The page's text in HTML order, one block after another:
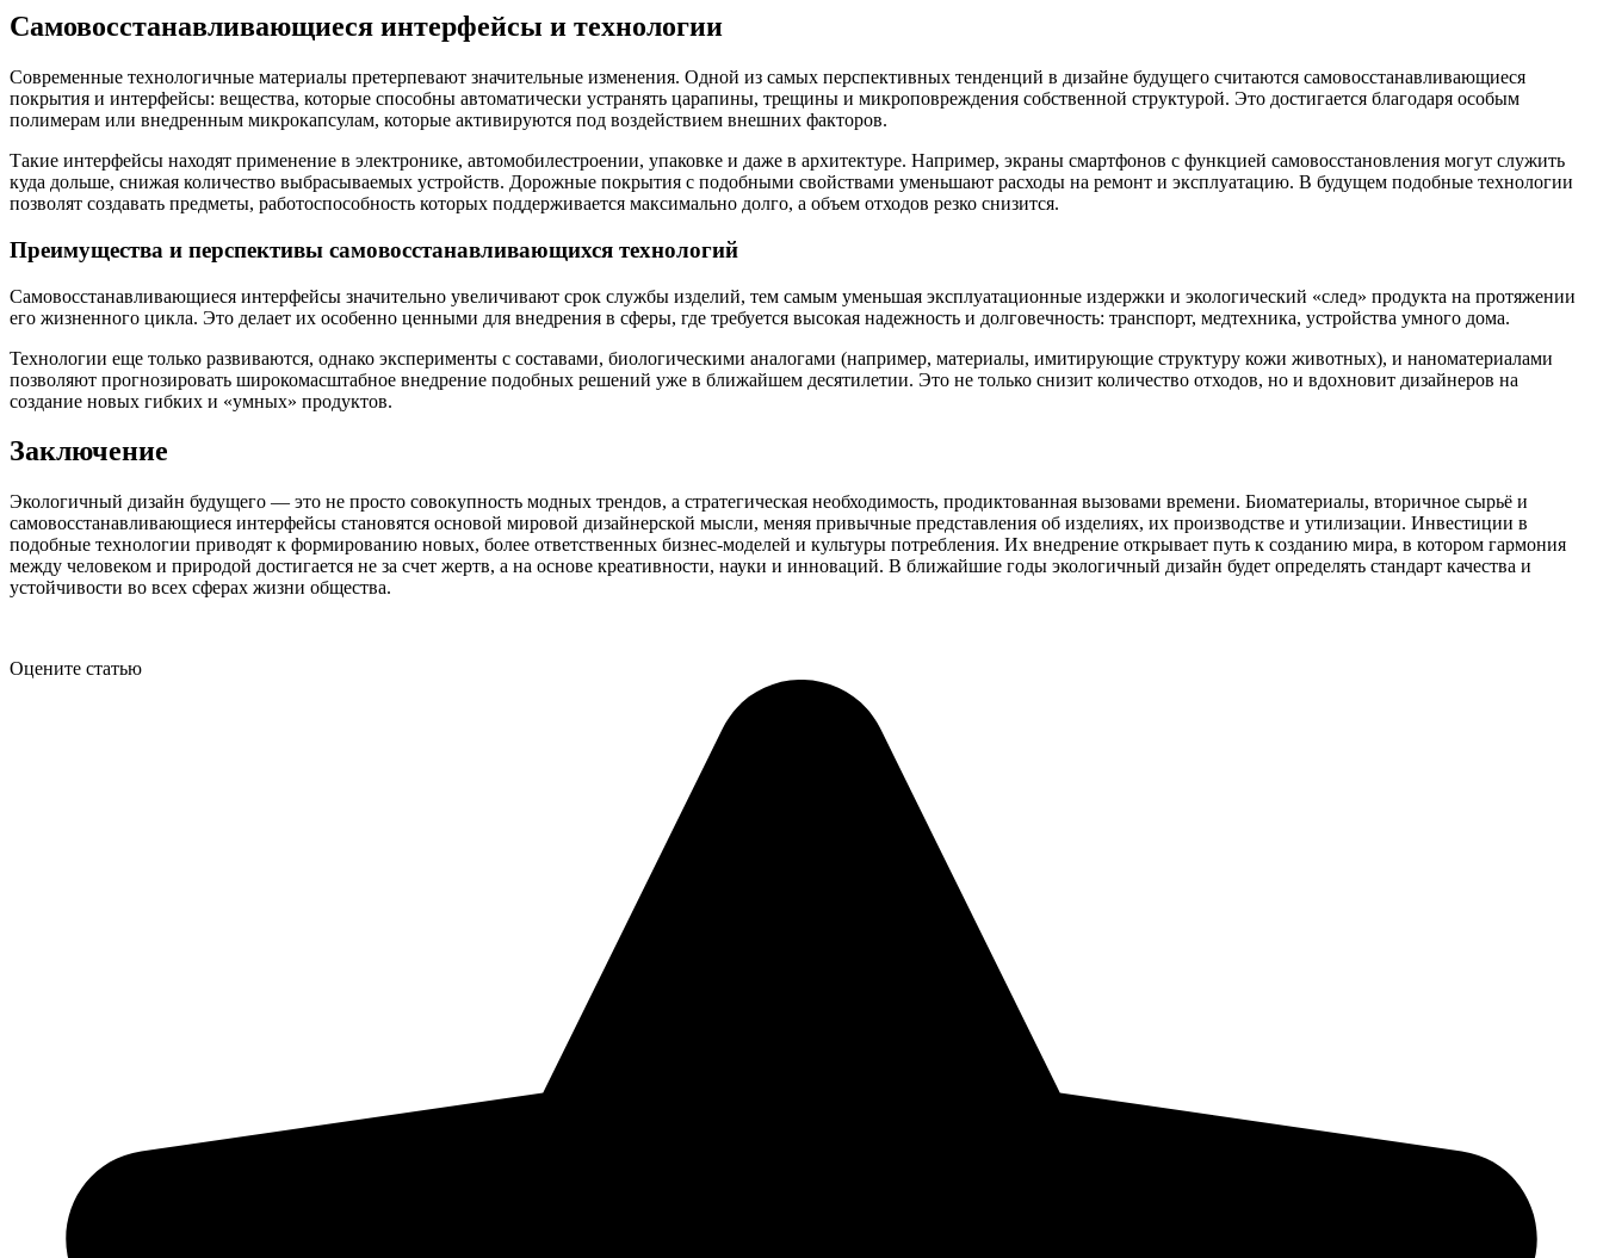
Самовосстанавливающиеся интерфейсы и технологии
Современные технологичные материалы претерпевают значительные изменения. Одной из самых перспективных тенденций в дизайне будущего считаются самовосстанавливающиеся
покрытия и интерфейсы: вещества, которые способны автоматически устранять царапины, трещины и микроповреждения собственной структурой. Это достигается благодаря особым
полимерам или внедренным микрокапсулам, которые активируются под воздействием внешних факторов.
Такие интерфейсы находят применение в электронике, автомобилестроении, упаковке и даже в архитектуре. Например, экраны смартфонов с функцией самовосстановления могут служить
куда дольше, снижая количество выбрасываемых устройств. Дорожные покрытия с подобными свойствами уменьшают расходы на ремонт и эксплуатацию. В будущем подобные технологии
позволят создавать предметы, работоспособность которых поддерживается максимально долго, а объем отходов резко снизится.
Преимущества и перспективы самовосстанавливающихся технологий
Самовосстанавливающиеся интерфейсы значительно увеличивают срок службы изделий, тем самым уменьшая эксплуатационные издержки и экологический «след» продукта на протяжении
его жизненного цикла. Это делает их особенно ценными для внедрения в сферы, где требуется высокая надежность и долговечность: транспорт, медтехника, устройства умного дома.
Технологии еще только развиваются, однако эксперименты с составами, биологическими аналогами (например, материалы, имитирующие структуру кожи животных), и наноматериалами
позволяют прогнозировать широкомасштабное внедрение подобных решений уже в ближайшем десятилетии. Это не только снизит количество отходов, но и вдохновит дизайнеров на
создание новых гибких и «умных» продуктов.
Заключение
Экологичный дизайн будущего — это не просто совокупность модных трендов, а стратегическая необходимость, продиктованная вызовами времени. Биоматериалы, вторичное сырьё и
самовосстанавливающиеся интерфейсы становятся основой мировой дизайнерской мысли, меняя привычные представления об изделиях, их производстве и утилизации. Инвестиции в
подобные технологии приводят к формированию новых, более ответственных бизнес-моделей и культуры потребления. Их внедрение открывает путь к созданию мира, в котором гармония
между человеком и природой достигается не за счет жертв, а на основе креативности, науки и инноваций. В ближайшие годы экологичный дизайн будет определять стандарт качества и
устойчивости во всех сферах жизни общества.
Оцените статью